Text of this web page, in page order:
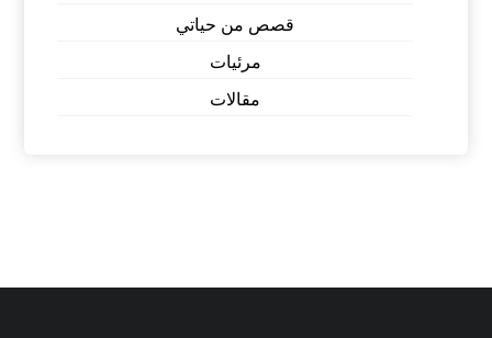
قصص من حياتي
مرئيات
مقالات